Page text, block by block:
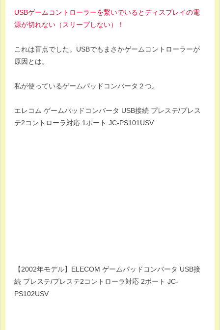
USBゲームコントローラーを繋いでいるとディスプレイの電
源が切れない（スリープしない）！
これは盲点でした。USBでもまさかゲームコントローラーが
原因とは。
私が使っているゲームパッドコンバータ２つ。
エレコム ゲームパッドコンバータ USB接続 プレステ/プレス
テ2コントローラ対応 1ポート JC-PS101USV
【2002年モデル】ELECOM ゲームパッドコンバータ USB接
続 プレステ/プレステ2コントローラ対応 2ポート JC-
PS102USV